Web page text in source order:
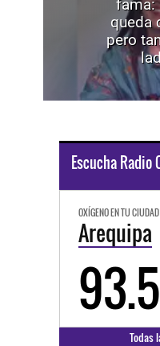
fama:
queda
pero
Escucha Radio
OXÍGENO EN TU CIUDAD
Arequipa
93.5
Todas